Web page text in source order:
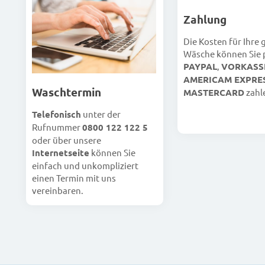
Waschtermin
Telefonisch unter der
Rufnummer0800 122 122 5
oder über unsere
Internetseite können Sie
einfach und unkompliziert
einen Termin mit uns
vereinbaren.
Zahlung
Die Kosten für Ihre
Wäsche können Sie
PAYPAL,
AMERICAM
MASTERCARD